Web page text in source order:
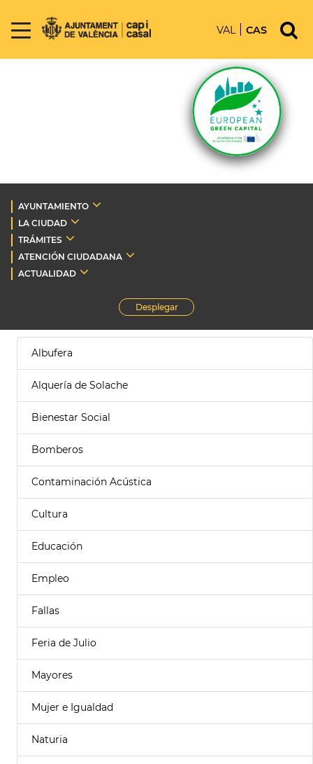
VAL CAS
AYUNTAMIENTO
LA CIUDAD
TRÁMITES
ATENCIÓN CIUDADANA
ACTUALIDAD
Desplegar
Albufera
Alquería de Solache
Bienestar Social
Bomberos
Contaminación Acústica
Cultura
Educación
Empleo
Fallas
Feria de Julio
Mayores
Mujer e Igualdad
Naturia